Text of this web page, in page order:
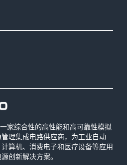
家综合性的高性能和高可靠性模拟
理集成电路供应商，为工业自动
算机、消费电子和医疗设备等应用
创新解决方案。